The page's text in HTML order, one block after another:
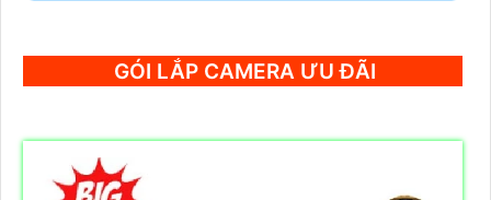
GÓI LẮP CAMERA ƯU ĐÃI